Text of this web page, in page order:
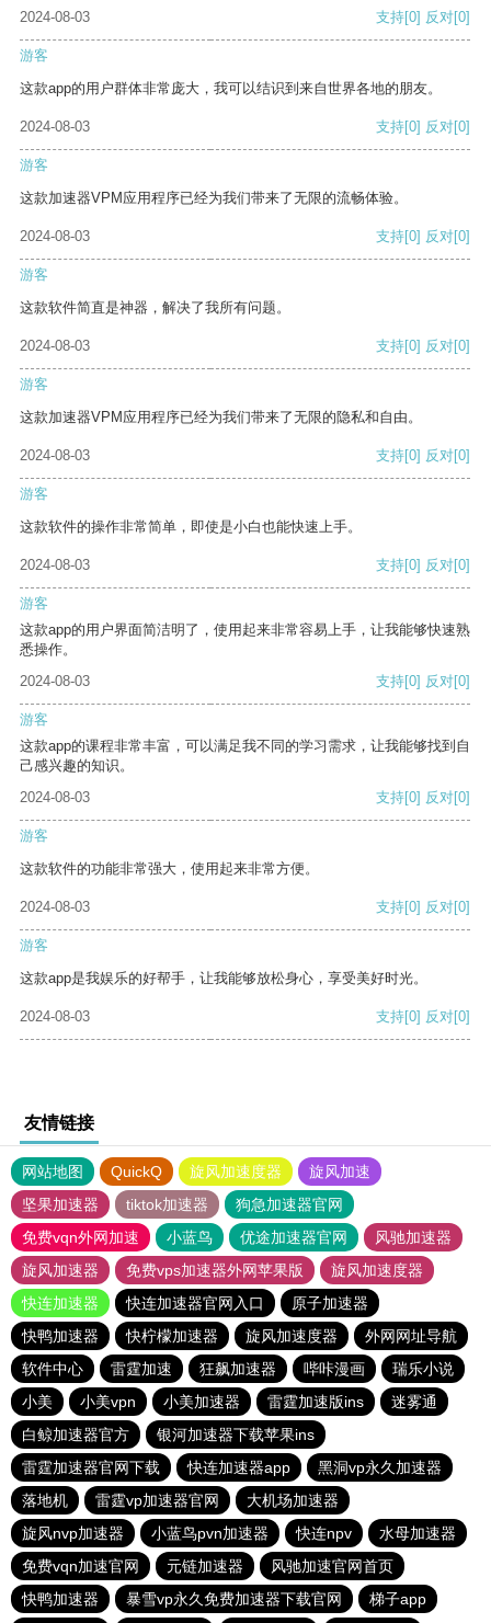
2024-08-03 支持[0] 反对[0]
游客
这款app的用户群体非常庞大，我可以结识到来自世界各地的朋友。
2024-08-03 支持[0] 反对[0]
游客
这款加速器VPM应用程序已经为我们带来了无限的流畅体验。
2024-08-03 支持[0] 反对[0]
游客
这款软件简直是神器，解决了我所有问题。
2024-08-03 支持[0] 反对[0]
游客
这款加速器VPM应用程序已经为我们带来了无限的隐私和自由。
2024-08-03 支持[0] 反对[0]
游客
这款软件的操作非常简单，即使是小白也能快速上手。
2024-08-03 支持[0] 反对[0]
游客
这款app的用户界面简洁明了，使用起来非常容易上手，让我能够快速熟
悉操作。
2024-08-03
支持[0] 反对[0]
游客
这款app的课程非常丰富，可以满足我不同的学习需求，让我能够找到自
己感兴趣的知识。
2024-08-03
支持[0] 反对[0]
游客
这款软件的功能非常强大，使用起来非常方便。
2024-08-03 支持[0] 反对[0]
游客
这款app是我娱乐的好帮手，让我能够放松身心，享受美好时光。
2024-08-03 支持[0] 反对[0]
友情链接
网站地图 QuickQ 旋风加速度器
旋风加速
坚果加速器
tiktok加速器
狗急加速器官网
免费vqn外网加速
小蓝鸟 优途加速器官网
风驰加速器
旋风加速器
免费vps加速器外网苹果版
旋风加速度器
快连加速器
快连加速器官网入口
原子加速器
快鸭加速器
快柠檬加速器 旋风加速度器
外网网址导航
软件中心
雷霆加速 狂飙加速器 哔咔漫画
瑞乐小说
小美
小美vpn 小美加速器 雷霆加速版ins
迷雾通
白鲸加速器官方
银河加速器下载苹果ins
雷霆加速器官网下载
快连加速器app
黑洞vp永久加速器
落地机
雷霆vp加速器官网
大机场加速器
旋风nvp加速器
小蓝鸟pvn加速器 快连npv
水母加速器
免费vqn加速官网
元链加速器
风驰加速官网首页
快鸭加速器
暴雪vp永久免费加速器下载官网 梯子app